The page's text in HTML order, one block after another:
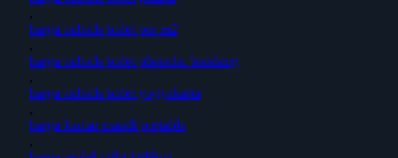
,
harga cubicle toilet per m2
,
harga cubicle toilet phenolic bandung
,
harga cubicle toilet yogyakarta
,
harga kamar mandi portable
,